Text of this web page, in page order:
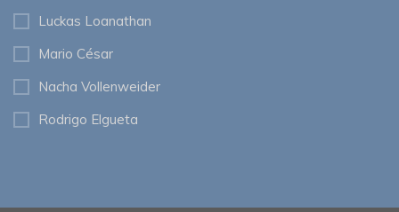
Luckas Loanathan
Mario César
Nacha Vollenweider
Rodrigo Elgueta